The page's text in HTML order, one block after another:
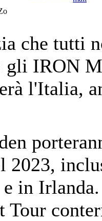
che tutti
gli IRON
l'Italia,
2023,
in Irlanda.
Tour